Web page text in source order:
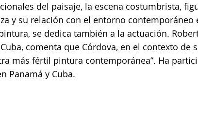
del paisaje, la escena costumbrista,
y su relación con el entorno contemporáneo
se dedica también a la actuación.
comenta que Córdova, en el contexto de
más fértil pintura contemporánea”. Ha
Panamá y Cuba.